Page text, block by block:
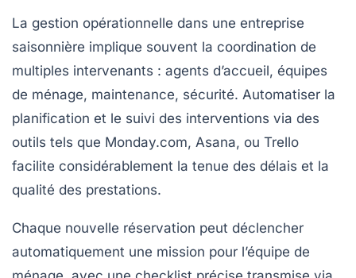
La gestion opérationnelle dans une entreprise
saisonnière implique souvent la coordination de
multiples intervenants : agents d’accueil, équipes
de ménage, maintenance, sécurité. Automatiser la
planification et le suivi des interventions via des
outils tels que Monday.com, Asana, ou Trello
facilite considérablement la tenue des délais et la
qualité des prestations.
Chaque nouvelle réservation peut déclencher
automatiquement une mission pour l’équipe de